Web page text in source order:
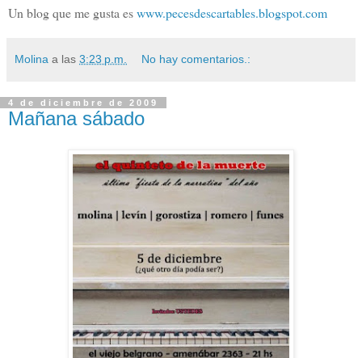
Un blog que me gusta eswww.pecesdescartables.blogspot.com
Molina a las 3:23 p.m. No hay comentarios.:
4 de diciembre de 2009
Mañana sábado